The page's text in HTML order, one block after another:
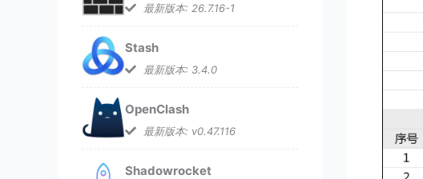
最新版本: 26.7.16-1
Stash
最新版本: 3.4.0
OpenClash
最新版本: v0.47.116
Shadowrocket